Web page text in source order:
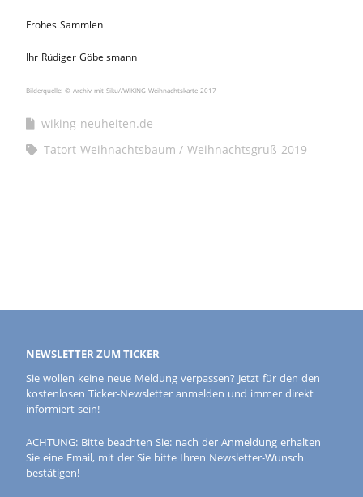
Frohes Sammlen
Ihr Rüdiger Göbelsmann
Bilderquelle: © Archiv mit Siku//WIKING Weihnachtskarte 2017
wiking-neuheiten.de
Tatort Weihnachtsbaum
Weihnachtsgruß 2019
NEWSLETTER ZUM TICKER
Sie wollen keine neue Meldung verpassen? Jetzt für den den
kostenlosen Ticker-Newsletter anmelden und immer direkt
informiert sein!
ACHTUNG: Bitte beachten Sie: nach der Anmeldung erhalten
Sie eine Email, mit der Sie bitte Ihren Newsletter-Wunsch
bestätigen!